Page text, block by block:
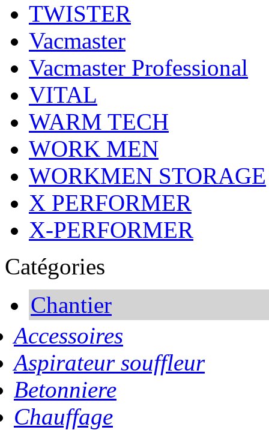
TWISTER
Vacmaster
Vacmaster Professional
VITAL
WARM TECH
WORK MEN
WORKMEN STORAGE
X PERFORMER
X-PERFORMER
Catégories
Chantier
Accessoires
Aspirateur souffleur
Betonniere
Chauffage